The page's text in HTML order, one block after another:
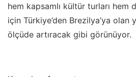
hem kapsamlı kültür turları hem
için Türkiye’den Brezilya’ya
ölçüde artıracak gibi görünüyor.